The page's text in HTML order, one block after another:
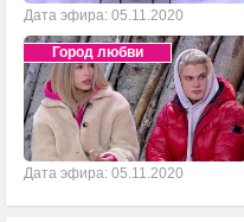
Дата эфира: 05.11.2020
Город любви
Дата эфира: 05.11.2020